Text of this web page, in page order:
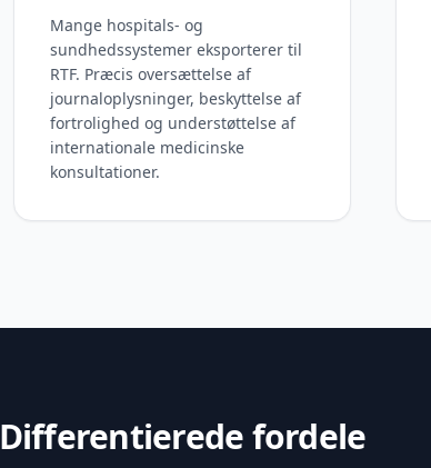
Mange hospitals- og
sundhedssystemer eksporterer til
RTF. Præcis oversættelse af
journaloplysninger, beskyttelse af
fortrolighed og understøttelse af
internationale medicinske
konsultationer.
Differentierede fordele